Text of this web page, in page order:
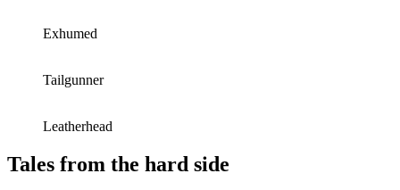
Exhumed
Tailgunner
Leatherhead
Tales from the hard side